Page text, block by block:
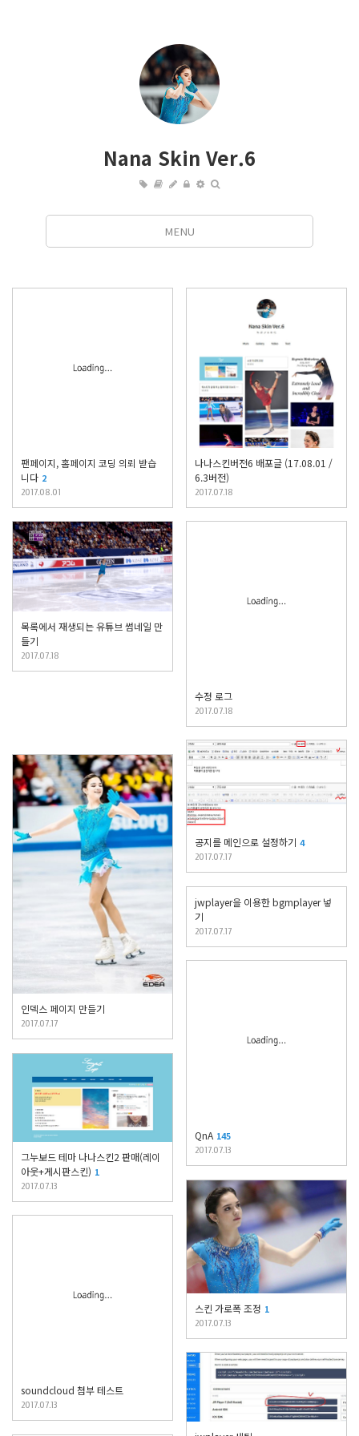
Nana Skin Ver.6
MENU
팬페이지, 홈페이지 코딩 의뢰 받습
니다 2
2017.08.01
나나스킨버전6 배포글 (17.08.01 /
6.3버전)
2017.07.18
목록에서 재생되는 유튜브 썸네일 만
들기
2017.07.18
수정 로그
2017.07.18
공지를 메인으로 설정하기 4
2017.07.17
인덱스 페이지 만들기
2017.07.17
jwplayer을 이용한 bgmplayer 넣
기
2017.07.17
QnA 145
2017.07.13
그누보드 테마 나나스킨2 판매(레이
아웃+게시판스킨) 1
2017.07.13
스킨 가로폭 조정 1
2017.07.13
soundcloud 첨부 테스트
2017.07.13